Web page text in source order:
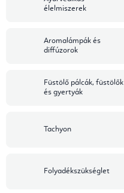
élelmiszerek
Aromalámpák és
diffúzorok
Füstölő pálcák, füstölők
és gyertyák
Tachyon
Folyadékszükséglet